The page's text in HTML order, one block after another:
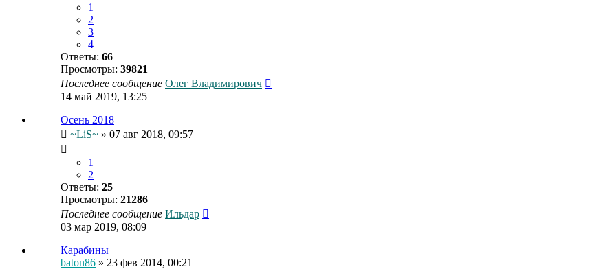
1
2
3
4
Ответы: 66
Просмотры: 39821
Последнее сообщение Олег Владимирович
14 май 2019, 13:25
Осень 2018
~LiS~ » 07 авг 2018, 09:57
1
2
Ответы: 25
Просмотры: 21286
Последнее сообщение Ильдар
03 мар 2019, 08:09
Карабины
baton86 » 23 фев 2014, 00:21